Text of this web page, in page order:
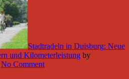
Stadtradeln in Duisburg: Neue
und Kilometerleistung by
No Comment